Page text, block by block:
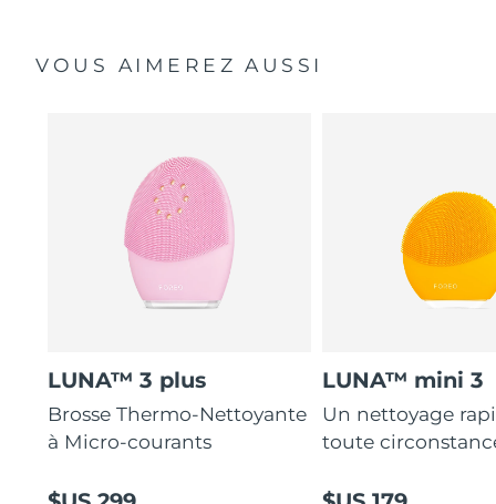
VOUS AIMEREZ AUSSI
LUNA™ 3 plus
Brosse Thermo-Nettoyante
à Micro-courants
LUNA™ mini 3
Un nettoyage
toute